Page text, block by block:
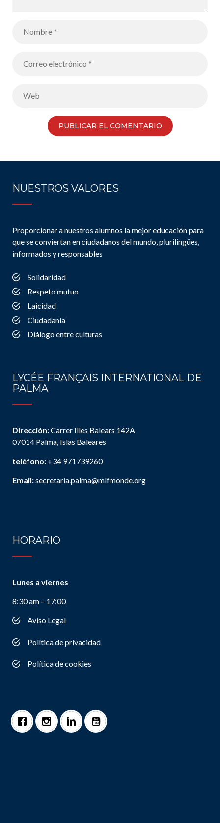
NUESTROS VALORES
Proporcionar a nuestros alumnos la mejor educación para
que se conviertan en ciudadanos del mundo, plurilingües,
informados y responsables
Solidaridad
Respeto mutuo
Laicidad
Ciudadanía
Diálogo entre culturas
LYCÉE FRANÇAIS INTERNATIONAL DE
PALMA
Dirección:Carrer Illes Balears 142A
07014 Palma, Islas Baleares
teléfono: +34 971739260
Email:secretaria.palma@mlfmonde.org
HORARIO
Lunes a viernes
8:30 am – 17:00
Aviso Legal
Política de privacidad
Política de cookies